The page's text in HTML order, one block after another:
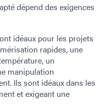
dépend des exigences
idéaux pour les projets
rapides, une
un
manipulation
Ils sont idéaux dans les
et exigeant une